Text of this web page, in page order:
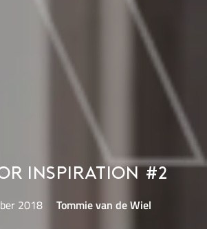
Inspiration #2
2018 Tommie van de Wiel